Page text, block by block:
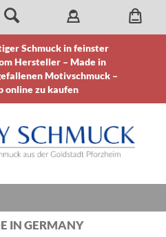
Schmuck in feinster
Hersteller – Made in
Motivschmuck –
online zu kaufen
IN GERMANY